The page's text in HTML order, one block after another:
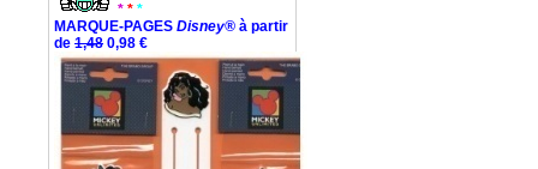
* * *
MARQUE-PAGES Disney® à partir
de 1,48 0,98 €